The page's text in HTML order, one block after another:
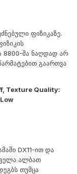
ფიზიკაზე.
8800-მა ნაღდად არ
გაართვა
Texture Quality:
DX11-ით და
ალბათ
თუმცა